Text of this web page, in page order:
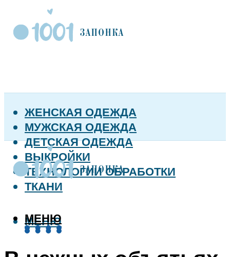
ЖЕНСКАЯ ОДЕЖДА
МУЖСКАЯ ОДЕЖДА
ДЕТСКАЯ ОДЕЖДА
ВЫКРОЙКИ
ТЕХНОЛОГИИ ОБРАБОТКИ
ТКАНИ
МЕНЮ
МЕНЮ